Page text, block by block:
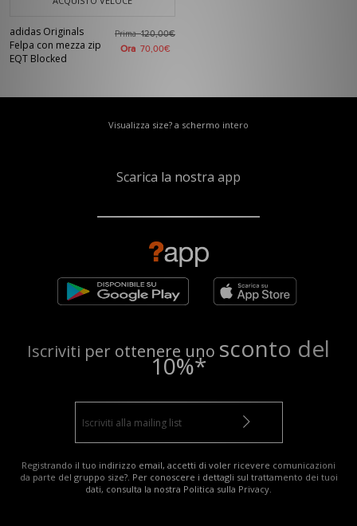
adidas Originals
Felpa con mezza zip
EQT Blocked
Prima120,00€
Ora 70,00€
Visualizza size? a schermo intero
Scarica la nostra app
Iscriviti per ottenere uno sconto del
10%*
Registrando il tuo indirizzo email, accetti di voler ricevere comunicazioni
da parte del gruppo size?. Per conoscere i dettagli sul trattamento dei tuoi
dati, consulta la nostra Politica sulla Privacy.